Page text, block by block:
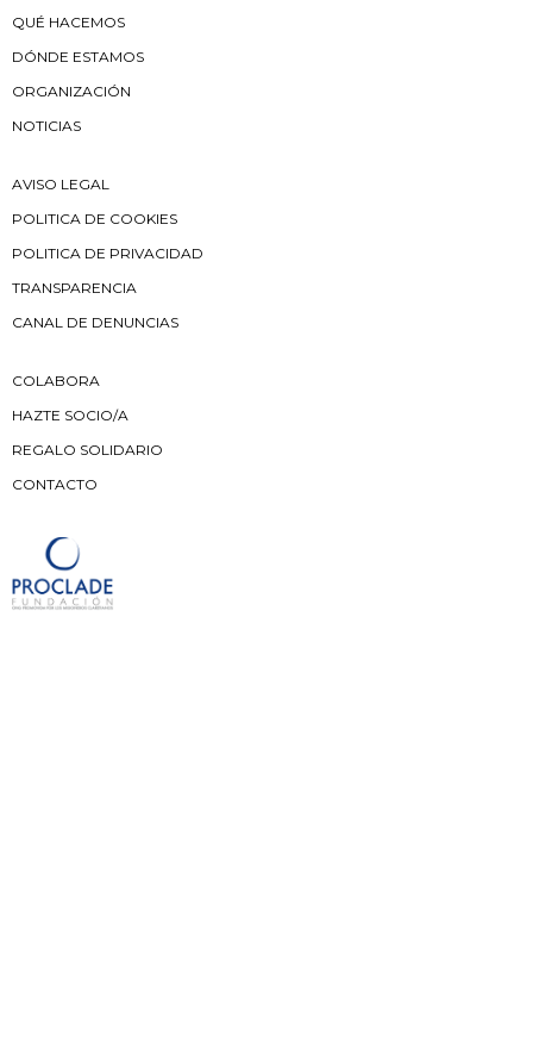
QUÉ HACEMOS
DÓNDE ESTAMOS
ORGANIZACIÓN
NOTICIAS
AVISO LEGAL
POLITICA DE COOKIES
POLITICA DE PRIVACIDAD
TRANSPARENCIA
CANAL DE DENUNCIAS
COLABORA
HAZTE SOCIO/A
REGALO SOLIDARIO
CONTACTO